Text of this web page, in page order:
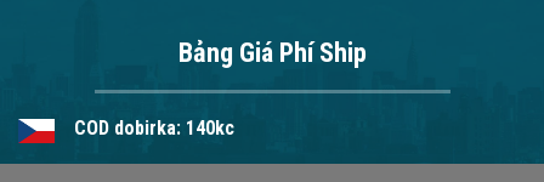
Bảng Giá Phí Ship
COD dobirka: 140kc